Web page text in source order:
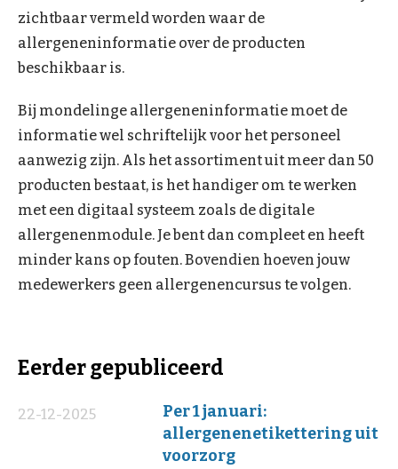
zichtbaar vermeld worden waar de
allergeneninformatie over de producten
beschikbaar is.
Bij mondelinge allergeneninformatie moet de
informatie wel schriftelijk voor het personeel
aanwezig zijn. Als het assortiment uit meer dan 50
producten bestaat, is het handiger om te werken
met een digitaal systeem zoals de digitale
allergenenmodule. Je bent dan compleet en heeft
minder kans op fouten. Bovendien hoeven jouw
medewerkers geen allergenencursus te volgen.
Eerder gepubliceerd
Per 1 januari:
allergenenetikettering uit
voorzorg
22-12-2025